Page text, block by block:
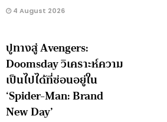
4 August 2026
ปูทางสู่ Avengers:
Doomsday วิเคราะห์ความ
เป็นไปได้ที่ซ่อนอยู่ใน
‘Spider-Man: Brand
New Day’